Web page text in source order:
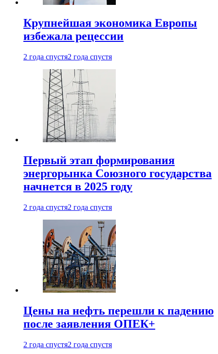
Крупнейшая экономика Европы
избежала рецессии
2 года спустя2 года спустя
Первый этап формирования
энергорынка Союзного государства
начнется в 2025 году
2 года спустя2 года спустя
Цены на нефть перешли к падению
после заявления ОПЕК+
2 года спустя2 года спустя